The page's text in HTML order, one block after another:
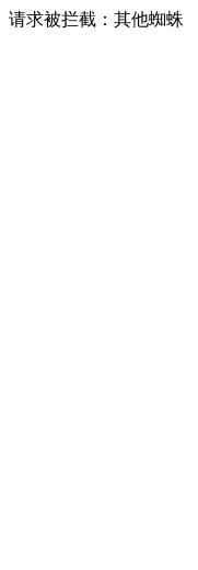
请求被拦截：其他蜘蛛